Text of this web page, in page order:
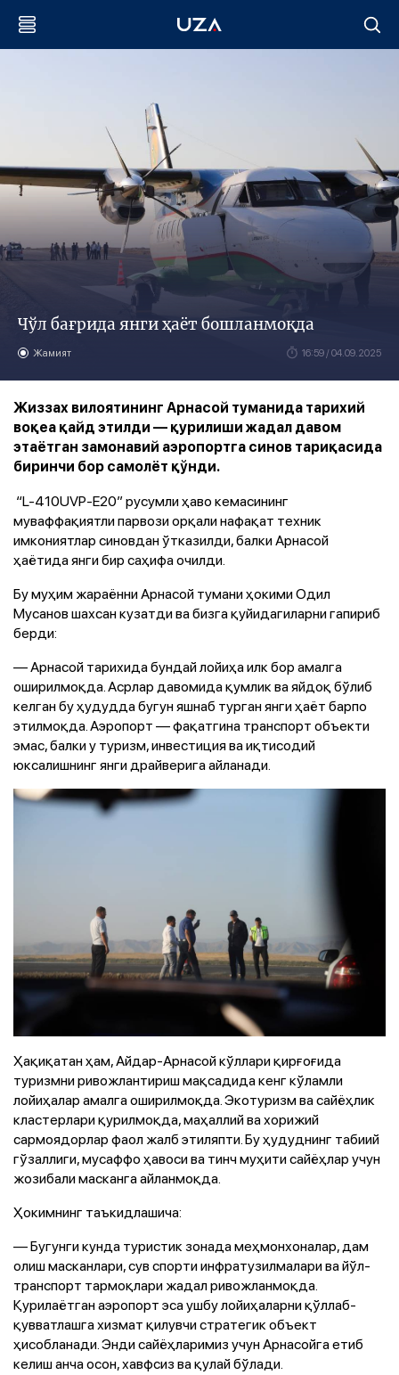
Чўл бағрида янги ҳаёт бошланмоқда
Жамият 16:59 / 04.09.2025
Жиззах вилоятининг Арнасой туманида тарихий
воқеа қайд этилди — қурилиши жадал давом
этаётган замонавий аэропортга синов тариқасида
биринчи бор самолёт қўнди.
“L-410UVP-E20” русумли ҳаво кемасининг
муваффақиятли парвози орқали нафақат техник
имкониятлар синовдан ўтказилди, балки Арнасой
ҳаётида янги бир саҳифа очилди.
Бу муҳим жараённи Арнасой тумани ҳокими Одил
Мусанов шахсан кузатди ва бизга қуйидагиларни гапириб
берди:
— Арнасой тарихида бундай лойиҳа илк бор амалга
оширилмоқда. Асрлар давомида қумлик ва яйдоқ бўлиб
келган бу ҳудудда бугун яшнаб турган янги ҳаёт барпо
этилмоқда. Аэропорт — фақатгина транспорт объекти
эмас, балки у туризм, инвестиция ва иқтисодий
юксалишнинг янги драйверига айланади.
Ҳақиқатан ҳам, Айдар-Арнасой кўллари қирғоғида
туризмни ривожлантириш мақсадида кенг кўламли
лойиҳалар амалга оширилмоқда. Экотуризм ва сайёҳлик
кластерлари қурилмоқда, маҳаллий ва хорижий
сармоядорлар фаол жалб этиляпти. Бу ҳудуднинг табиий
гўзаллиги, мусаффо ҳавоси ва тинч муҳити сайёҳлар учун
жозибали масканга айланмоқда.
Ҳокимнинг таъкидлашича:
— Бугунги кунда туристик зонада меҳмонхоналар, дам
олиш масканлари, сув спорти инфратузилмалари ва йўл-
транспорт тармоқлари жадал ривожланмоқда.
Қурилаётган аэропорт эса ушбу лойиҳаларни қўллаб-
қувватлашга хизмат қилувчи стратегик объект
ҳисобланади. Энди сайёҳларимиз учун Арнасойга етиб
келиш анча осон, хавфсиз ва қулай бўлади.